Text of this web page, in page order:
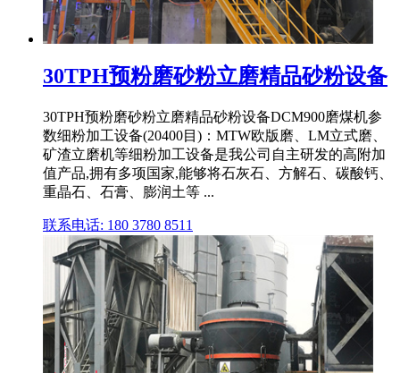
30TPH预粉磨砂粉立磨精品砂粉设备
30TPH预粉磨砂粉立磨精品砂粉设备DCM900磨煤机参
数细粉加工设备(20400目)：MTW欧版磨、LM立式磨、
矿渣立磨机等细粉加工设备是我公司自主研发的高附加
值产品,拥有多项国家,能够将石灰石、方解石、碳酸钙、
重晶石、石膏、膨润土等 ...
联系电话: 180 3780 8511